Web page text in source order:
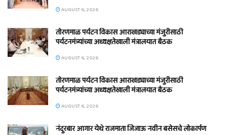
AUGUST 6, 2026
तोरणमाळ पर्यटन विकास आराखड्याच्या मंजुरीसाठी
पर्यटनमंत्र्यांच्या अध्यक्षतेखाली मंत्रालयात बैठक
AUGUST 6, 2026
तोरणमाळ पर्यटन विकास आराखड्याच्या मंजुरीसाठी
पर्यटनमंत्र्यांच्या अध्यक्षतेखाली मंत्रालयात बैठक
AUGUST 6, 2026
नंदुरबार आगार येथे राजमाता जिजाऊ नवीन बसेसचे लोकार्पण